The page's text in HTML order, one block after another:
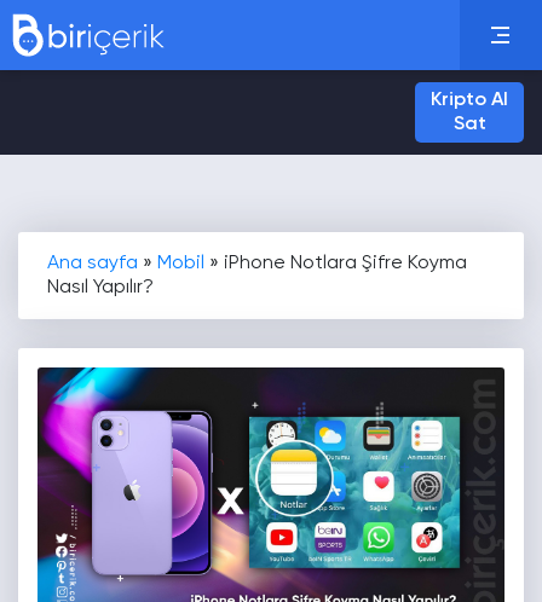
Kripto Al
Sat
Ana sayfa » Mobil » iPhone Notlara Şifre Koyma
Nasıl Yapılır?